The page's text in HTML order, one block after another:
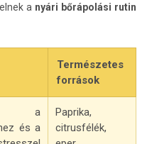
a nyári bőrápolási rutin
Természetes
források
a
és a
Paprika,
citrusfélék,